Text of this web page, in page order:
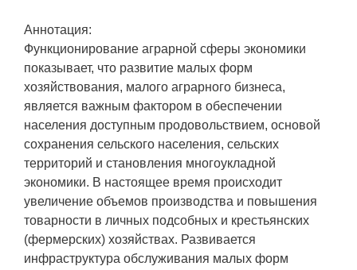
Аннотация:
Функционирование аграрной сферы экономики
показывает, что развитие малых форм
хозяйствования, малого аграрного бизнеса,
является важным фактором в обеспечении
населения доступным продовольствием, основой
сохранения сельского населения, сельских
территорий и становления многоукладной
экономики. В настоящее время происходит
увеличение объемов производства и повышения
товарности в личных подсобных и крестьянских
(фермерских) хозяйствах. Развивается
инфраструктура обслуживания малых форм